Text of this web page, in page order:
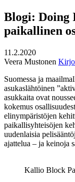
Blogi: Doing
paikallinen
11.2.2020
Veera Mustonen
Suomessa ja
asukaslähtöinen
asukkaita ovat
kokemus
elinympäristöjen
paikallisyhteisöjen
uudenlaisia
ajattelua – ja keinoja
Kallio Block